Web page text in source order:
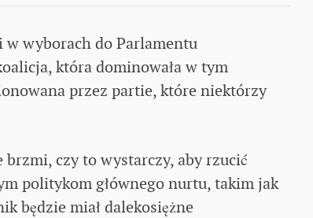
w wyborach do Parlamentu
która dominowała w tym
przez partie, które niektórzy
brzmi, czy to wystarczy, aby rzucić
politykom głównego nurtu, takim jak
będzie miał dalekosiężne